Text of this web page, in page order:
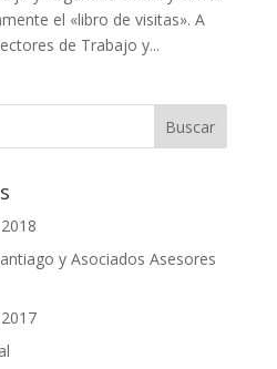
el «libro de visitas». A
de Trabajo y...
y Asociados Asesores